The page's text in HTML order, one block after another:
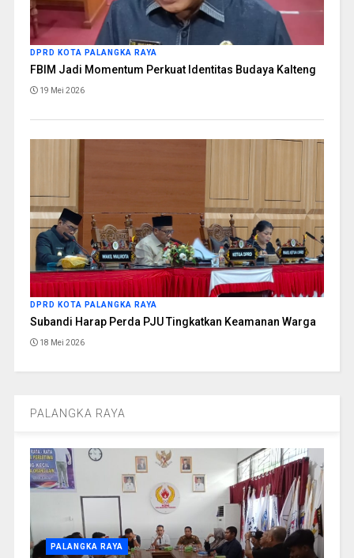
DPRD KOTA PALANGKA RAYA
FBIM Jadi Momentum Perkuat Identitas Budaya Kalteng
19 Mei 2026
DPRD KOTA PALANGKA RAYA
Subandi Harap Perda PJU Tingkatkan Keamanan Warga
18 Mei 2026
PALANGKA RAYA
PALANGKA RAYA